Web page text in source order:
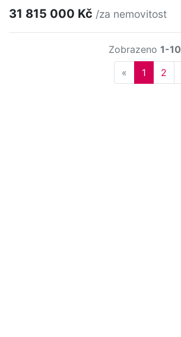
31 815 000 Kč /za nemovitost
Zobrazeno 1-10
« Previous
1 2